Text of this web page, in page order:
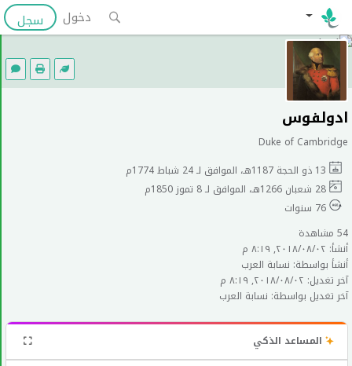
دخول سجل
ادولفوس
Duke of Cambridge
54 مشاهدة
أنشأ: ٠٢‏/٠٨‏/٢٠١٨, ٨:١٩ م
أنشأ بواسطة: نسابة العرب
آخر تغديل: ٠٢‏/٠٨‏/٢٠١٨, ٨:١٩ م
آخر تغديل بواسطة: نسابة العرب
المساعد الذكي